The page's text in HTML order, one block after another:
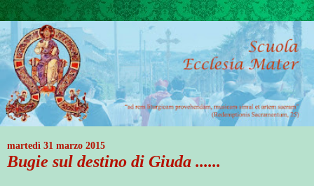
martedì 31 marzo 2015
Bugie sul destino di Giuda ......